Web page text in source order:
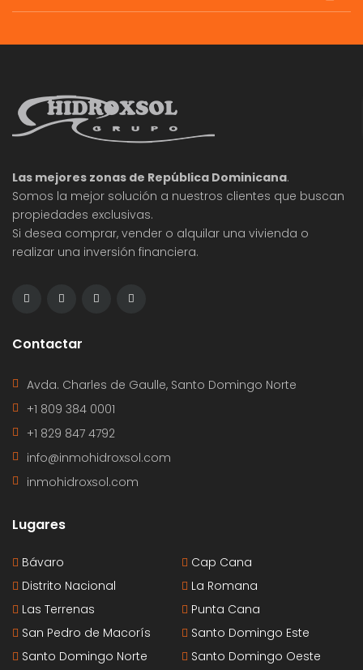
Las mejores zonas de República Dominicana.
Somos la mejor solución a nuestros clientes que buscan
propiedades exclusivas.
Si desea comprar, vender o alquilar una vivienda o
realizar una inversión financiera.
Contactar
Avda. Charles de Gaulle, Santo Domingo Norte
+1 809 384 0001
+1 829 847 4792
info@inmohidroxsol.com
inmohidroxsol.com
Lugares
Bávaro
Cap Cana
Distrito Nacional
La Romana
Las Terrenas
Punta Cana
San Pedro de Macorís
Santo Domingo Este
Santo Domingo Norte
Santo Domingo Oeste